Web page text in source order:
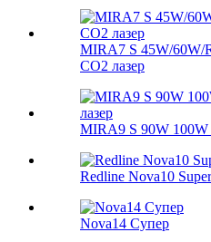
MIRA7 S 45W/60W/
CO2 лазер
MIRA9 S 90W 100W
Redline Nova10 Super
Nova14 Супер